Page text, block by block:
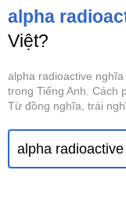
alpha
Việt?
alpha radioactive
trong Tiếng Anh. Cách
Từ đồng nghĩa, trái